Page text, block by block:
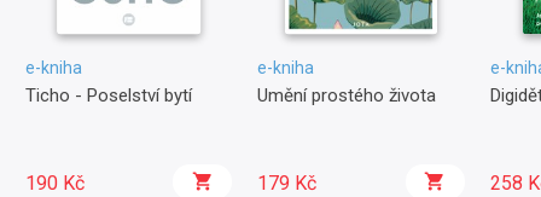
e-kniha
Ticho - Poselství bytí
190 Kč
e-kniha
Umění prostého života
179 Kč
e-
258